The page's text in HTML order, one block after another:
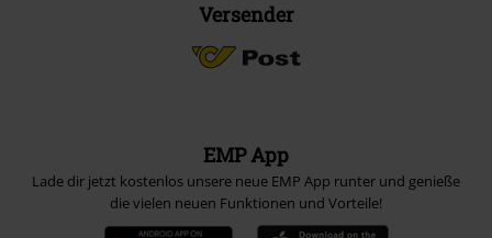
Versender
EMP App
Lade dir jetzt kostenlos unsere neue EMP App runter und genieße
die vielen neuen Funktionen und Vorteile!